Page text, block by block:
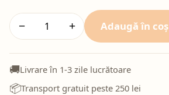
− + Adaugă în coș
🚚Livrare în 1-3 zile lucrătoare
📦Transport gratuit peste 250 lei